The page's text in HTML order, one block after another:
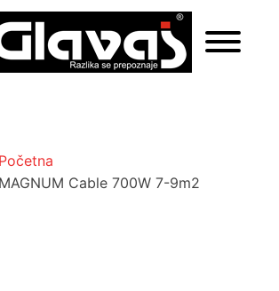
Početna
MAGNUM Cable 700W 7-9m2